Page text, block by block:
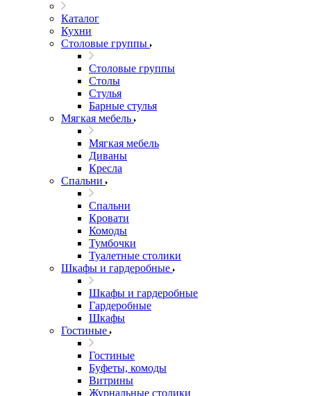
Каталог
Кухни
Столовые группы
Столовые группы
Столы
Стулья
Барные стулья
Мягкая мебель
Мягкая мебель
Диваны
Кресла
Спальни
Спальни
Кровати
Комоды
Тумбочки
Туалетные столики
Шкафы и гардеробные
Шкафы и гардеробные
Гардеробные
Шкафы
Гостиные
Гостиные
Буфеты, комоды
Витрины
Журнальные столики